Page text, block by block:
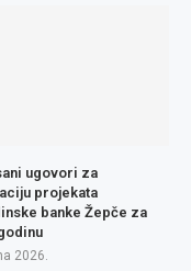
ugovori za
projekata
banke Žepče za
2026.